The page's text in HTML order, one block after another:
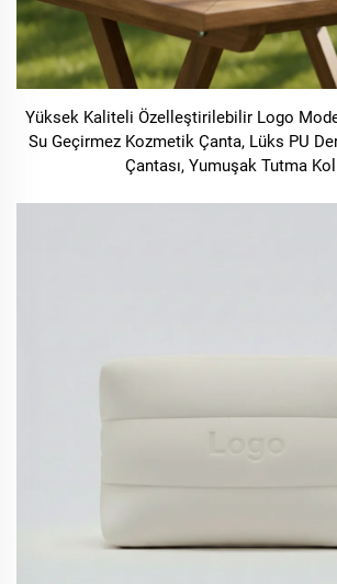
Yüksek Kaliteli Özelleştirilebilir Logo
Su Geçirmez Kozmetik Çanta, Lüks PU
Çantası, Yumuşak Tutma